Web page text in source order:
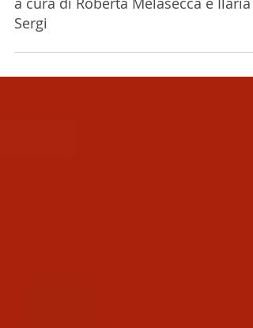
MILAN DESIGN WEEK | Effetto
a cura di Roberta Melasecca e Ilaria
Sergi